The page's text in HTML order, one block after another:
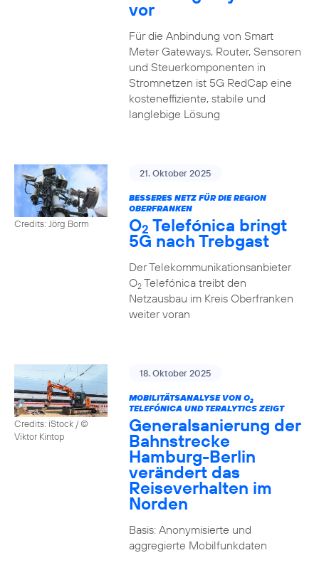
vor
Für die Anbindung von Smart
Meter Gateways, Router, Sensoren
und Steuerkomponenten in
Stromnetzen ist 5G RedCap eine
kosteneffiziente, stabile und
langlebige Lösung
Credits: Jörg Borm
21. Oktober 2025
BESSERES NETZ FÜR DIE REGION
OBERFRANKEN
O2 Telefónica bringt
5G nach Trebgast
Der Telekommunikationsanbieter
O2Telefónica treibt den
Netzausbau im Kreis Oberfranken
weiter voran
Credits: iStock / ©
Viktor Kintop
18. Oktober 2025
MOBILITÄTSANALYSE VON O2
TELEFÓNICA UND TERALYTICS ZEIGT
Generalsanierung der
Bahnstrecke
Hamburg-Berlin
verändert das
Reiseverhalten im
Norden
Basis: Anonymisierte und
aggregierte Mobilfunkdaten